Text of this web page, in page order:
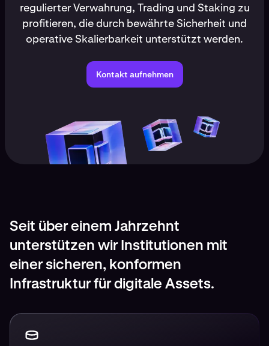
regulierter Verwahrung, Trading und Staking zu
profitieren, die durch bewährte Sicherheit und
operative Skalierbarkeit unterstützt werden.
Kontakt aufnehmen
Seit über einem Jahrzehnt
unterstützen wir Institutionen mit
einer sicheren, konformen
Infrastruktur für digitale Assets.